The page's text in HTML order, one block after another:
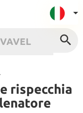
UK
Spagna
rispecchia